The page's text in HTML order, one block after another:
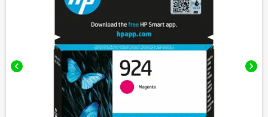
chevron_left chevron_right